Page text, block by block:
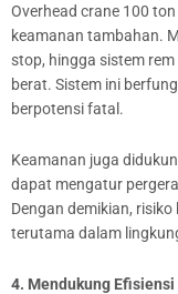
Overhead crane 100
keamanan tambahan.
stop, hingga sistem
berat. Sistem ini
berpotensi fatal.
Keamanan juga
dapat mengatur
Dengan demikian,
terutama dalam
4. Mendukung Efisiensi